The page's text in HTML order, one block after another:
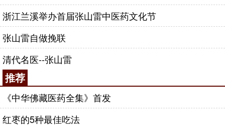
浙江兰溪举办首届张山雷中医药文化节
张山雷自做挽联
清代名医--张山雷
推荐
《中华佛藏医药全集》首发
红枣的5种最佳吃法